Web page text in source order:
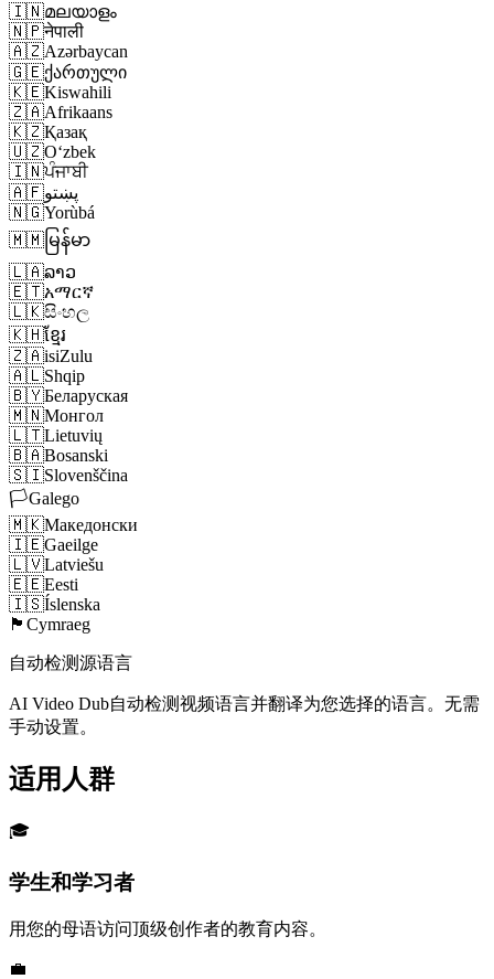
🇮🇳മലയാളം
🇳🇵नेपाली
🇦🇿Azərbaycan
🇬🇪ქართული
🇰🇪Kiswahili
🇿🇦Afrikaans
🇰🇿Қазақ
🇺🇿Oʻzbek
🇮🇳ਪੰਜਾਬੀ
🇦🇫پښتو
🇳🇬Yorùbá
🇲🇲 မြန်မာ
🇱🇦ລາວ
🇪🇹አማርኛ
🇱🇰සිංහල
🇰🇭ខ្មែរ
🇿🇦isiZulu
🇦🇱Shqip
🇧🇾Беларуская
🇲🇳Монгол
🇱🇹Lietuvių
🇧🇦Bosanski
🇸🇮Slovenščina
🏳️Galego
🇲🇰Македонски
🇮🇪Gaeilge
🇱🇻Latviešu
🇪🇪Eesti
🇮🇸Íslenska
🏴󠁧󠁢󠁷󠁬󠁳󠁿 Cymraeg
自动检测源语言
AI Video Dub自动检测视频语言并翻译为您选择的语言。无需
手动设置。
适用人群
🎓
学生和学习者
用您的母语访问顶级创作者的教育内容。
💼